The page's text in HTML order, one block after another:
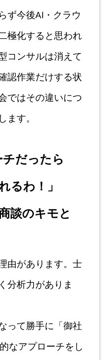
ず今後AI・クラウ
極化すると思われ
コンサルは消えて
認作業だけする状
ではその違いにつ
す。
だったら
れるわ！」
のキモと
由があります。士
分析力がありま
って勝手に「御社
なアプローチをし